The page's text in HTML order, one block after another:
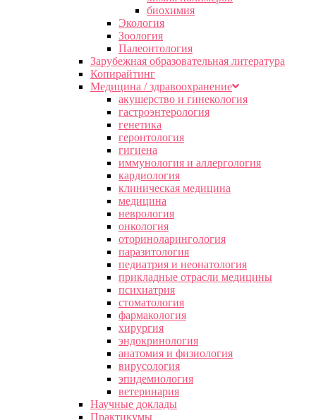
биохимия
Экология
Зоология
Палеонтология
Зарубежная образовательная литература
Копирайтинг
Медицина / здравоохранение
акушерство и гинекология
гастроэнтерология
генетика
геронтология
гигиена
иммунология и аллергология
кардиология
клиническая медицина
медицина
неврология
онкология
оториноларингология
паразитология
педиатрия и неонатология
прикладные отрасли медицины
психиатрия
стоматология
фармакология
хирургия
эндокринология
анатомия и физиология
вирусология
эпидемиология
ветеринария
Научные доклады
Практикумы